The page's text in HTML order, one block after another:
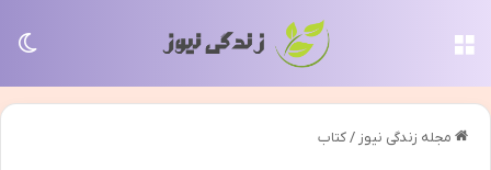
مجله زندگی نیوز /کتاب